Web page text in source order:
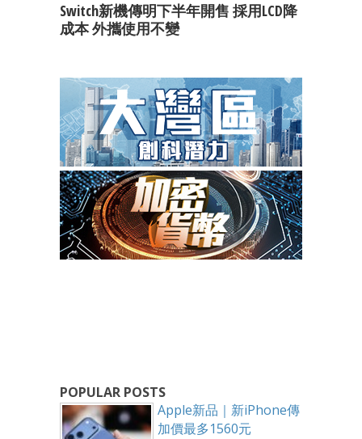
Switch新機傳明下半年開售 採用LCD降
成本 外攜使用不變
POPULAR POSTS
Apple新品｜新iPhone傳
加價最多1560元